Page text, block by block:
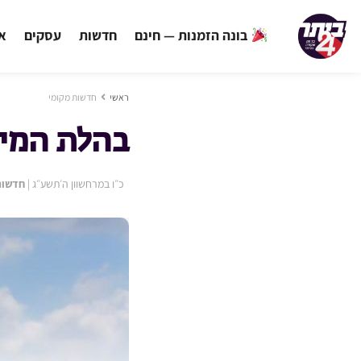
בונה הזמנות — חינם חדשות עסקים
ראשי חדשות מקומי
בהלת
כ״ו במרחשוון ה׳תשע״ג |